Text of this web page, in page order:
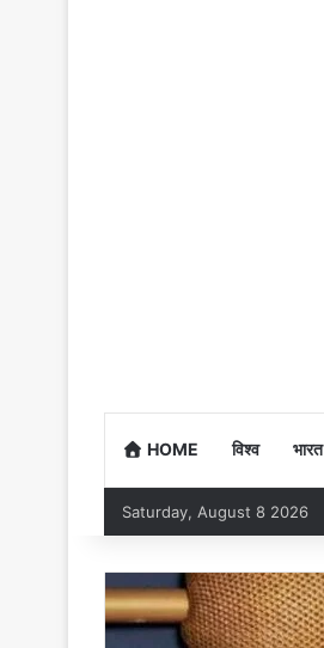
HOME विश्व भारत
Saturday, August 8 2026